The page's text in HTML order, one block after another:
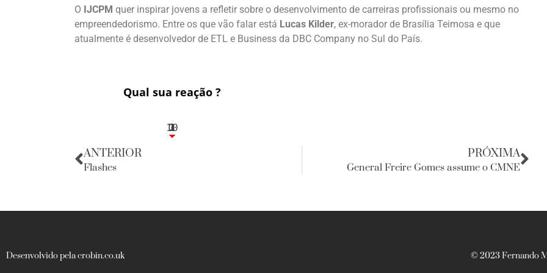
O IJCPM quer inspirar jovens a refletir sobre o desenvolvimento de carreiras profissionais ou mesmo no
empreendedorismo. Entre os que vão falar está Lucas Kilder, ex-morador de Brasília Teimosa e que
atualmente é desenvolvedor de ETL e Business da DBC Company no Sul do País.
Qual sua reação ?
3
1
1
2
10
ANTERIOR
Flashes
PRÓXIMA
General Freire Gomes assume o CMNE
Desenvolvido pela crobin.co.uk © 2023 Fernando